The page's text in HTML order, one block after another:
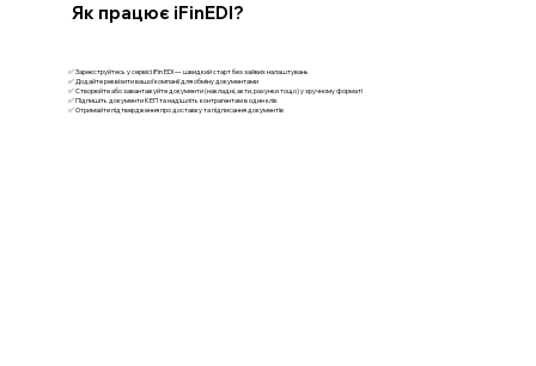
✅ Зареєструйтесь у сервісі iFin EDI — швидкий старт без зайвих налаштувань
✅ Додайте реквізити вашої компанії для обміну документами
✅ Створюйте або завантажуйте документи (накладні, акти, рахунки тощо) у зручному форматі
✅ Підпишіть документи КЕП та надішліть контрагентам в один клік
✅ Отримайте підтвердження про доставку та підписання документів
Як працює iFinEDI?